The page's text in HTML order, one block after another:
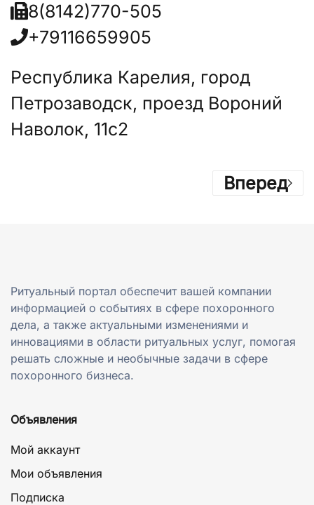
8(8142)770-505
+79116659905
Республика Карелия, город
Петрозаводск, проезд Вороний
Наволок, 11с2
Вперед
Ритуальный портал обеспечит вашей компании
информацией о событиях в сфере похоронного
дела, а также актуальными изменениями и
инновациями в области ритуальных услуг, помогая
решать сложные и необычные задачи в сфере
похоронного бизнеса.
Объявления
Мой аккаунт
Мои объявления
Подписка